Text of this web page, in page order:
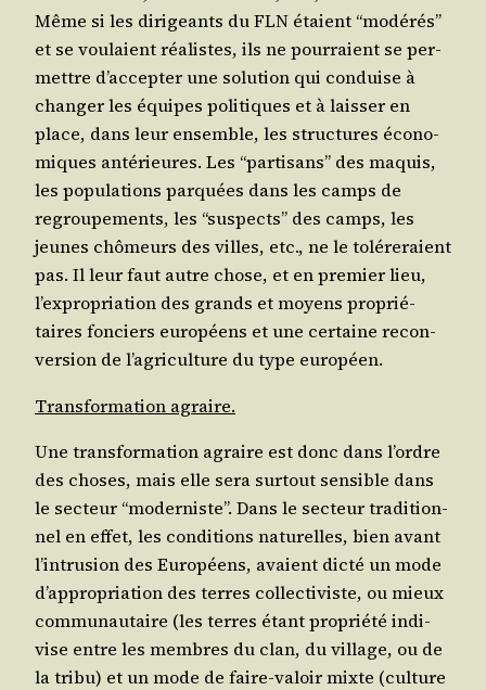
Même si les diri­geants du FLN étaient “modé­rés”
et se vou­laient réa­listes, ils ne pour­raient se per­
mettre d’ac­cep­ter une solu­tion qui conduise à
chan­ger les équipes poli­tiques et à lais­ser en
place, dans leur ensemble, les struc­tures éco­no­
miques anté­rieures. Les “par­ti­sans” des maquis,
les popu­la­tions par­quées dans les camps de
regrou­pe­ments, les “sus­pects” des camps, les
jeunes chô­meurs des villes, etc., ne le tolé­re­raient
pas. Il leur faut autre chose, et en pre­mier lieu,
l’ex­pro­pria­tion des grands et moyens pro­prié­
taires fon­ciers euro­péens et une cer­taine recon­
ver­sion de l’a­gri­cul­ture du type européen.
Trans­for­ma­tion agraire.
Une trans­for­ma­tion agraire est donc dans l’ordre
des choses, mais elle sera sur­tout sen­sible dans
le sec­teur “moder­niste”. Dans le sec­teur tra­di­tion­
nel en effet, les condi­tions natu­relles, bien avant
l’in­tru­sion des Euro­péens, avaient dic­té un mode
d’ap­pro­pria­tion des terres col­lec­ti­viste, ou mieux
com­mu­nau­taire (les terres étant pro­prié­té indi­
vise entre les membres du clan, du vil­lage, ou de
la tri­bu) et un mode de faire-valoir mixte (culture